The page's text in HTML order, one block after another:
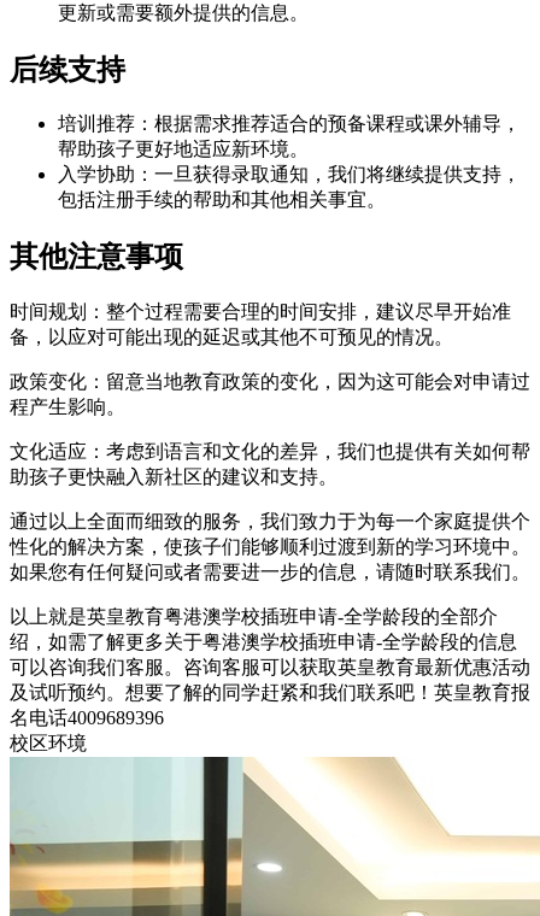
更新或需要额外提供的信息。
后续支持
培训推荐：根据需求推荐适合的预备课程或课外辅导，
帮助孩子更好地适应新环境。
入学协助：一旦获得录取通知，我们将继续提供支持，
包括注册手续的帮助和其他相关事宜。
其他注意事项
时间规划：整个过程需要合理的时间安排，建议尽早开始准
备，以应对可能出现的延迟或其他不可预见的情况。
政策变化：留意当地教育政策的变化，因为这可能会对申请过
程产生影响。
文化适应：考虑到语言和文化的差异，我们也提供有关如何帮
助孩子更快融入新社区的建议和支持。
通过以上全面而细致的服务，我们致力于为每一个家庭提供个
性化的解决方案，使孩子们能够顺利过渡到新的学习环境中。
如果您有任何疑问或者需要进一步的信息，请随时联系我们。
以上就是英皇教育粤港澳学校插班申请-全学龄段的全部介
绍，如需了解更多关于粤港澳学校插班申请-全学龄段的信息
可以咨询我们客服。咨询客服可以获取英皇教育最新优惠活动
及试听预约。想要了解的同学赶紧和我们联系吧！英皇教育报
名电话4009689396
校区环境